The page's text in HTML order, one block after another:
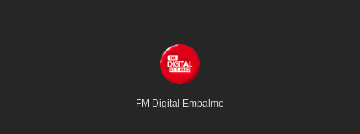
FM Digital Empalme